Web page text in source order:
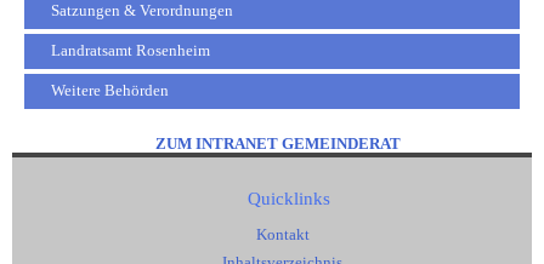
Satzungen & Verordnungen
Landratsamt Rosenheim
Weitere Behörden
ZUM INTRANET GEMEINDERAT
Quicklinks
Kontakt